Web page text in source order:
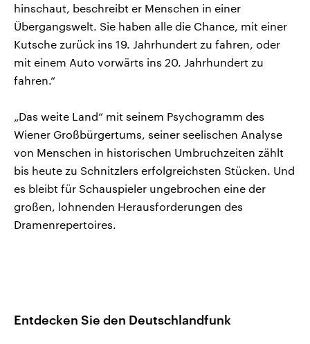
hinschaut, beschreibt er Menschen in einer
Übergangswelt. Sie haben alle die Chance, mit einer
Kutsche zurück ins 19. Jahrhundert zu fahren, oder
mit einem Auto vorwärts ins 20. Jahrhundert zu
fahren.“
„Das weite Land“ mit seinem Psychogramm des
Wiener Großbürgertums, seiner seelischen Analyse
von Menschen in historischen Umbruchzeiten zählt
bis heute zu Schnitzlers erfolgreichsten Stücken. Und
es bleibt für Schauspieler ungebrochen eine der
großen, lohnenden Herausforderungen des
Dramenrepertoires.
Entdecken Sie den Deutschlandfunk